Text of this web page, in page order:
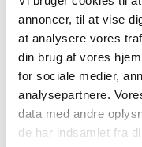
annoncer, til at vise
at analysere vores
din brug af vores
for sociale medier,
analysepartnere.
data med andre
de har indsamlet fra
Delivery: 1-2 days
More information